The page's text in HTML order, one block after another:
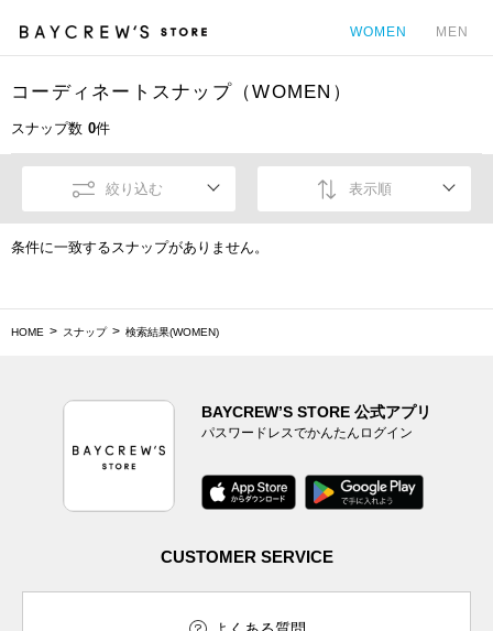
WOMEN MEN
コーディネートスナップ（WOMEN）
スナップ数 0件
絞り込む 表示順
条件に一致するスナップがありません。
HOME スナップ 検索結果(WOMEN)
BAYCREW’S STORE 公式アプリ
パスワードレスでかんたんログイン
CUSTOMER SERVICE